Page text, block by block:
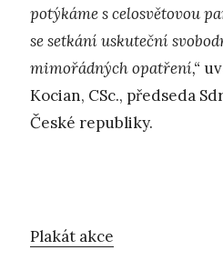
potýkáme s celosvětovou
se setkání uskuteční
mimořádných opatření,“
Kocian, CSc., předseda
České republiky.
Plakát akce